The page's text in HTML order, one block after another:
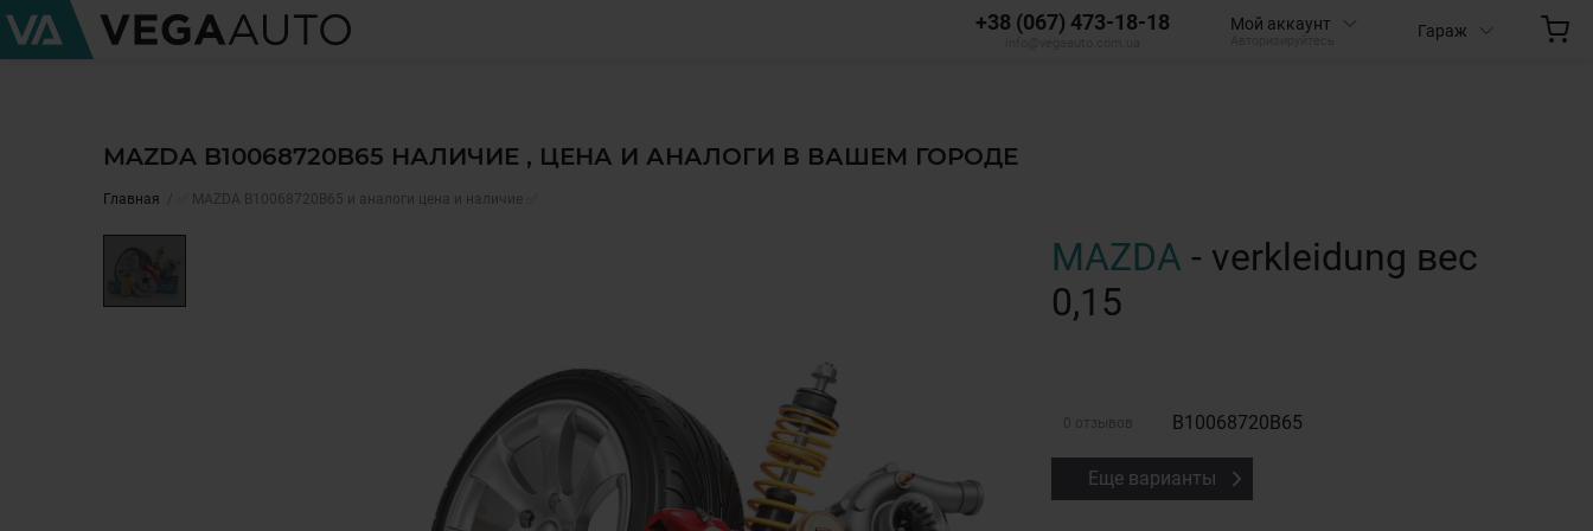
+38 (067) 473-18-18 Мой аккаунт Гараж
MAZDA B10068720B65 НАЛИЧИЕ , ЦЕНА И АНАЛОГИ В ВАШЕМ ГОРОДЕ
Главная ✅ MAZDA B10068720B65 и аналоги цена и наличие ✅
MAZDA - verkleidung вес
0,15
0 отзывов B10068720B65
Еще варианты